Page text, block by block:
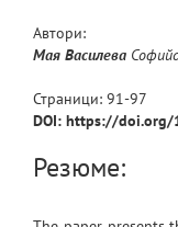
Автори:
Мая Василева
Страници: 91-97
DOI: https://doi.org/
Резюме: